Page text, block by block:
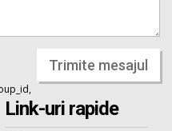
Trimite mesajul
Link-uri rapide